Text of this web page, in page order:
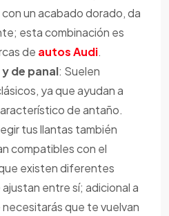
un acabado dorado, da
esta combinación es
de autos Audi.
de panal: Suelen
ya que ayudan a
de antaño.
tus llantas también
compatibles con el
existen diferentes
entre sí; adicional a
que te vuelvan